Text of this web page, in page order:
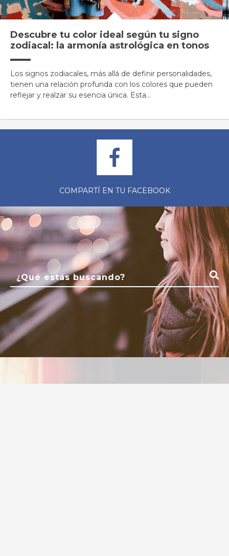
Descubre tu color ideal según tu signo
zodiacal: la armonía astrológica en tonos
Los signos zodiacales, más allá de definir personalidades,
tienen una relación profunda con los colores que pueden
reflejar y realzar su esencia única. Esta...
COMPARTÍ EN TU FACEBOOK
Buscar